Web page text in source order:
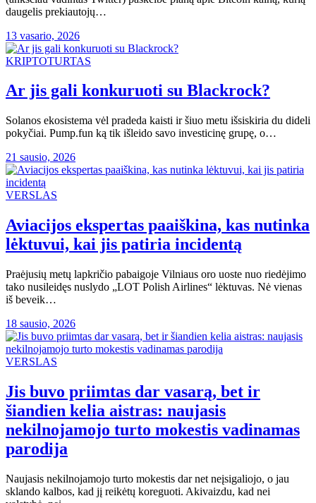
daugelis prekiautojų…
13 vasario, 2026
KRIPTOTURTAS
Ar jis gali konkuruoti su Blackrock?
Solanos ekosistema vėl pradeda kaisti ir šiuo metu išsiskiria du dideli
pokyčiai. Pump.fun ką tik išleido savo investicinę grupę, o…
21 sausio, 2026
VERSLAS
Aviacijos ekspertas paaiškina, kas nutinka
lėktuvui, kai jis patiria incidentą
Praėjusių metų lapkričio pabaigoje Vilniaus oro uoste nuo riedėjimo
tako nusileidęs nuslydo „LOT Polish Airlines“ lėktuvas. Nė vienas
iš beveik…
18 sausio, 2026
VERSLAS
Jis buvo priimtas dar vasarą, bet ir
šiandien kelia aistras: naujasis
nekilnojamojo turto mokestis vadinamas
parodija
Naujasis nekilnojamojo turto mokestis dar net neįsigaliojo, o jau
sklando kalbos, kad jį reikėtų koreguoti. Akivaizdu, kad nei